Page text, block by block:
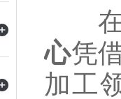
在
心凭
加工